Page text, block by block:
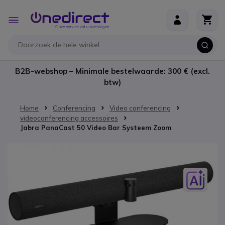
Toggle
Nav
B2B-webshop – Minimale bestelwaarde: 300 € (excl.
btw)
Home Conferencing
Video conferencing
videoconferencing accessoires
Jabra PanaCast 50 Video Bar Systeem Zoom